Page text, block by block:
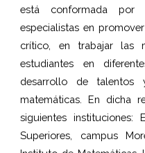
está conformada por
especialistas en
crítico, en trabajar las
estudiantes en
desarrollo de
matemáticas. En dicha
siguientes instituciones:
Superiores, campus